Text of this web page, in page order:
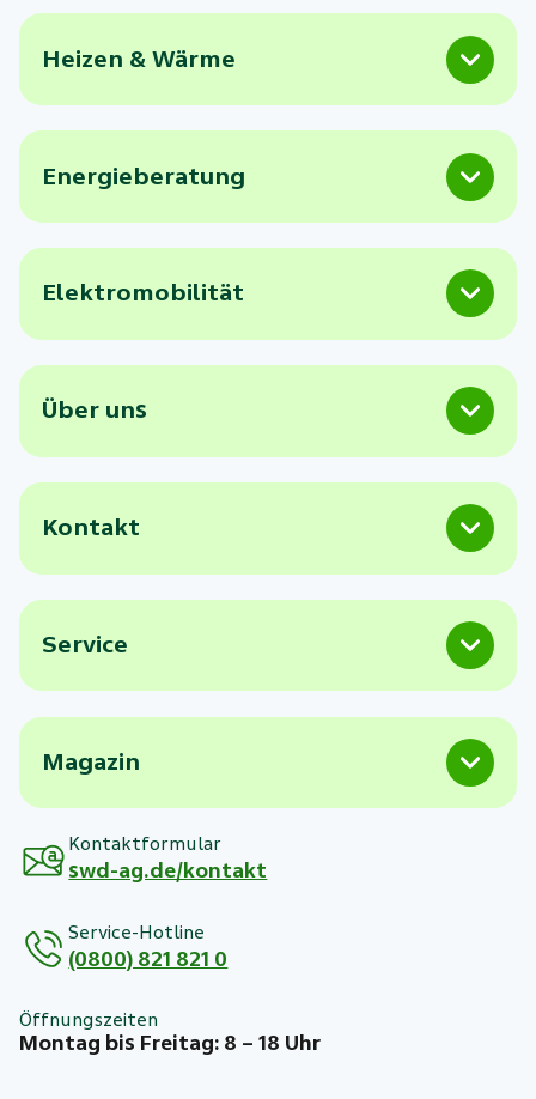
Heizen & Wärme
Energieberatung
Elektromobilität
Über uns
Kontakt
Service
Magazin
Kontaktformular
swd-ag.de/kontakt
Service-Hotline
(0800) 821 821 0
Öffnungszeiten
Montag bis Freitag: 8 – 18 Uhr